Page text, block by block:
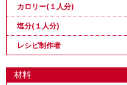
カロリー(１人分)
塩分(１人分)
レシピ制作者
材料